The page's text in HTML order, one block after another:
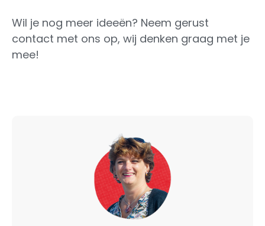
Wil je nog meer ideeën? Neem gerust
contact met ons op, wij denken graag met je
mee!